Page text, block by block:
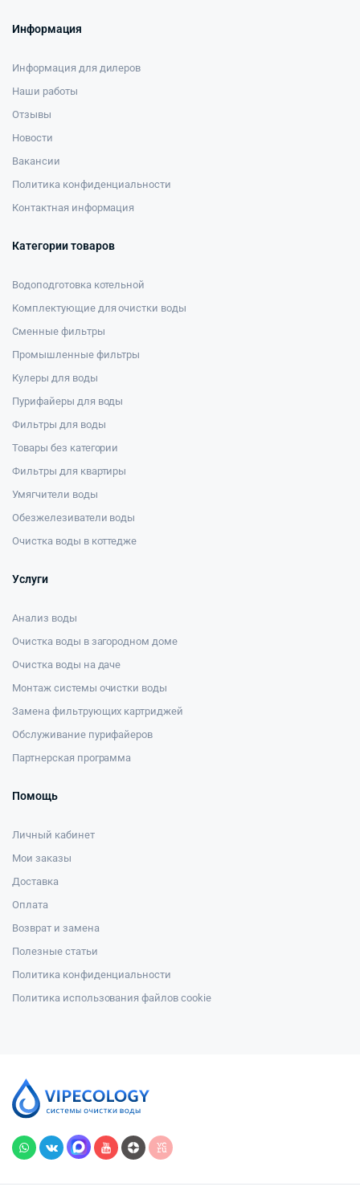
Информация
Информация для дилеров
Наши работы
Отзывы
Новости
Вакансии
Политика конфиденциальности
Контактная информация
Категории товаров
Водоподготовка котельной
Комплектующие для очистки воды
Сменные фильтры
Промышленные фильтры
Кулеры для воды
Пурифайеры для воды
Фильтры для воды
Товары без категории
Фильтры для квартиры
Умягчители воды
Обезжелезиватели воды
Очистка воды в коттедже
Услуги
Анализ воды
Очистка воды в загородном доме
Очистка воды на даче
Монтаж системы очистки воды
Замена фильтрующих картриджей
Обслуживание пурифайеров
Партнерская программа
Помощь
Личный кабинет
Мои заказы
Доставка
Оплата
Возврат и замена
Полезные статьи
Политика конфиденциальности
Политика использования файлов cookie